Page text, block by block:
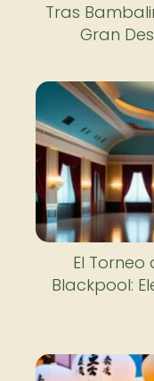
Tras
Gran
El
Blackpool: